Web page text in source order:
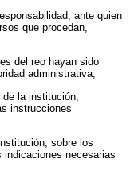
ante quien
que procedan,
del reo hayan sido
administrativa;
la institución,
instrucciones
sobre los
indicaciones necesarias